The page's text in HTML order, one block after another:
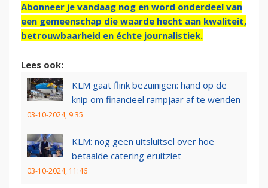
Abonneer je vandaag nog en word onderdeel van
een gemeenschap die waarde hecht aan kwaliteit,
betrouwbaarheid en échte journalistiek.
Lees ook:
KLM gaat flink bezuinigen: hand op de
knip om financieel rampjaar af te wenden
03-10-2024, 9:35
KLM: nog geen uitsluitsel over hoe
betaalde catering eruitziet
03-10-2024, 11:46